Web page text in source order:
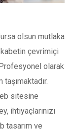
olsun mutlaka
çevrimiçi
olarak
sitesine
ihtiyaçlarınızı
tasarım ve